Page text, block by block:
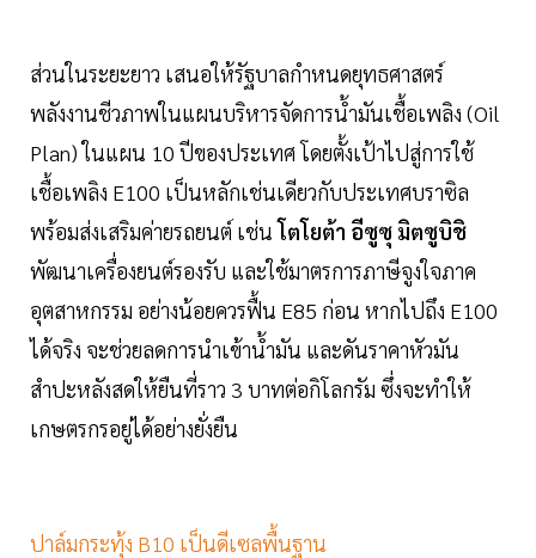
ส่วนในระยะยาว เสนอให้รัฐบาลกำหนดยุทธศาสตร์
พลังงานชีวภาพในแผนบริหารจัดการน้ำมันเชื้อเพลิง (Oil
Plan) ในแผน 10 ปีของประเทศ โดยตั้งเป้าไปสู่การใช้
เชื้อเพลิง E100 เป็นหลักเช่นเดียวกับประเทศบราซิล
พร้อมส่งเสริมค่ายรถยนต์ เช่นโตโยต้า อีซูซุ มิตซูบิชิ
พัฒนาเครื่องยนต์รองรับ และใช้มาตรการภาษีจูงใจภาค
อุตสาหกรรม อย่างน้อยควรฟื้น E85 ก่อน หากไปถึง E100
ได้จริง จะช่วยลดการนำเข้าน้ำมัน และดันราคาหัวมัน
สำปะหลังสดให้ยืนที่ราว 3 บาทต่อกิโลกรัม ซึ่งจะทำให้
เกษตรกรอยู่ได้อย่างยั่งยืน
ปาล์มกระทุ้ง B10 เป็นดีเซลพื้นฐาน